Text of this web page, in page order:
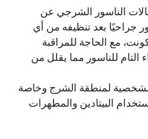
الناسور الشرجي عن
جراحيًا بعد تنظيفه من أي
مع الحاجة للمراقبة
التام للناسور مما يقلل من
الشخصية لمنطقة الشرج وخاصة
البيتادين والمطهرات